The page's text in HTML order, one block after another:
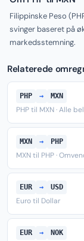
Filippinske Peso
svinger baseret på
markedsstemning.
Relaterede
PHP → MXN
PHP til MXN · Alle
MXN → PHP
MXN til PHP ·
EUR → USD
Euro til Dollar
EUR → NOK